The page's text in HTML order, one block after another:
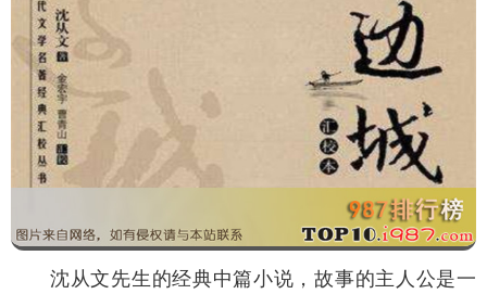
沈从文先生的经典中篇小说，故事的主人公是一